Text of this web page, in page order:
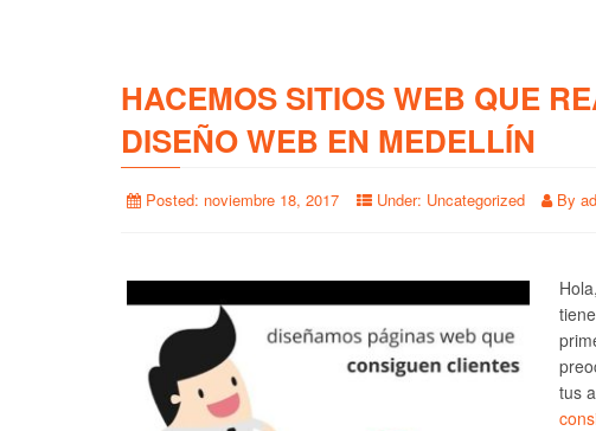
HACEMOS SITIOS WEB QUE
DISEÑO WEB EN MEDELLÍN
Posted: noviembre 18, 2017 Under: Uncategorized By
tus